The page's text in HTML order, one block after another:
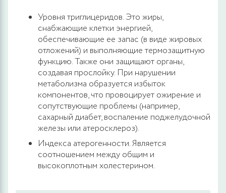
Уровня триглицеридов. Это жиры,
снабжающие клетки энергией,
обеспечивающие ее запас (в виде жировых
отложений) и выполняющие термозащитную
функцию. Также они защищают органы,
создавая прослойку. При нарушении
метаболизма образуется избыток
компонентов, что провоцирует ожирение и
сопутствующие проблемы (например,
сахарный диабет, воспаление поджелудочной
железы или атеросклероз).
Индекса атерогенности. Является
соотношением между общим и
высокоплотным холестерином.